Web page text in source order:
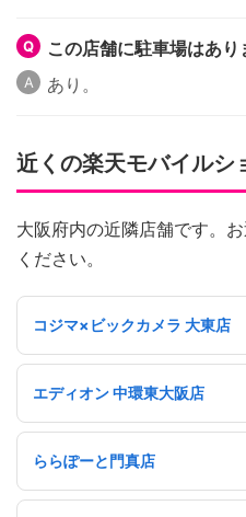
この店舗に駐車場はあり
あり。
近くの楽天モバイルシ
大阪府内の近隣店舗です。
ください。
コジマ×ビックカメラ 大東店
エディオン 中環東大阪店
ららぽーと門真店